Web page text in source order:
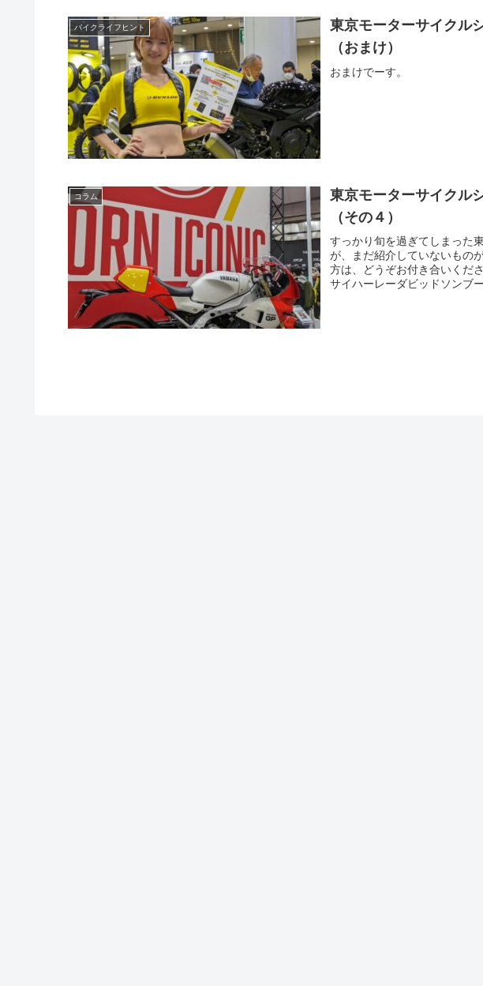
バイクライフヒント
東京モーターサイクル
（おまけ）
おまけでーす。
コラム
東京モーターサイクル
（その４）
すっかり旬を過ぎてしまった
が、まだ紹介していないもの
方は、どうぞお付き合いくだ
サイハーレーダビッドソンブ